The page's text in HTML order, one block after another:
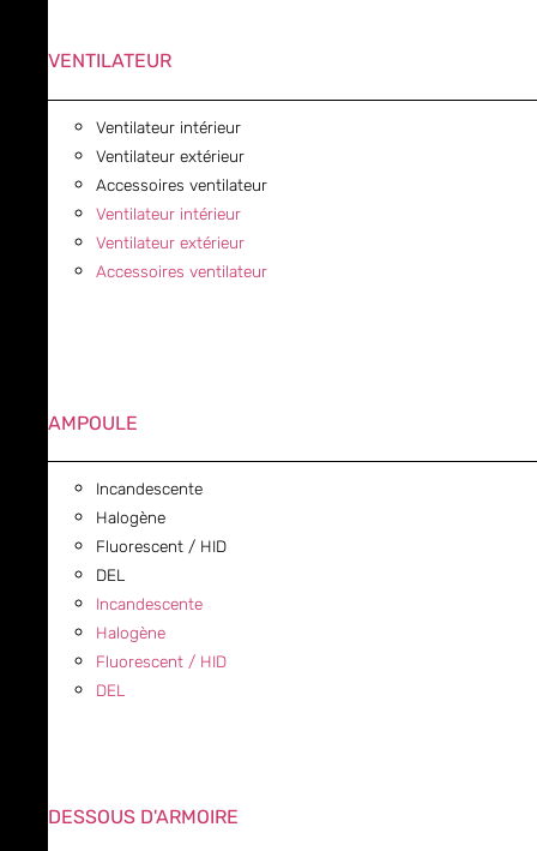
VENTILATEUR
Ventilateur intérieur
Ventilateur extérieur
Accessoires ventilateur
Ventilateur intérieur
Ventilateur extérieur
Accessoires ventilateur
AMPOULE
Incandescente
Halogène
Fluorescent / HID
DEL
Incandescente
Halogène
Fluorescent / HID
DEL
DESSOUS D'ARMOIRE